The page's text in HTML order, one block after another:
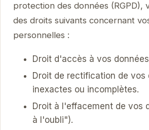
protection des données (RGPD),
des droits suivants concernant
personnelles :
Droit d'accès à vos
Droit de rectification de vos
inexactes ou incomplètes.
Droit à l'effacement de vos
à l'oubli").